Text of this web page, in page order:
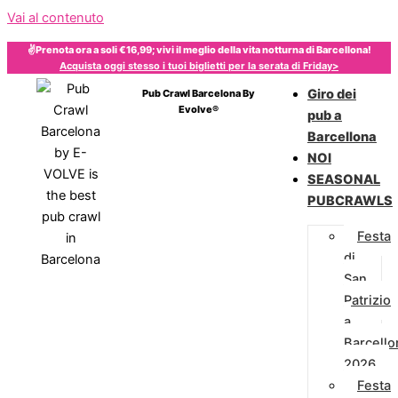
Vai al contenuto
✌️Prenota ora a soli €16,99; vivi il meglio della vita notturna di Barcellona!
Acquista oggi stesso i tuoi biglietti per la serata di Friday>
Pub Crawl Barcelona By
Evolve®
Giro dei
pub a
Barcellona
NOI
SEASONAL
PUBCRAWLS
Festa
di
San
Patrizio
a
2026
Festa